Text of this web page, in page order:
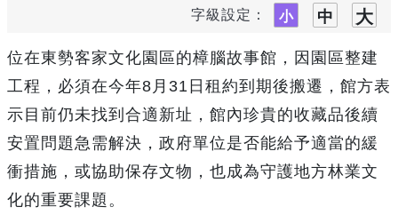
字級設定：
位在東勢客家文化園區的樟腦故事館，因園區整建
工程，必須在今年8月31日租約到期後搬遷，館方表
示目前仍未找到合適新址，館內珍貴的收藏品後續
安置問題急需解決，政府單位是否能給予適當的緩
衝措施，或協助保存文物，也成為守護地方林業文
化的重要課題。